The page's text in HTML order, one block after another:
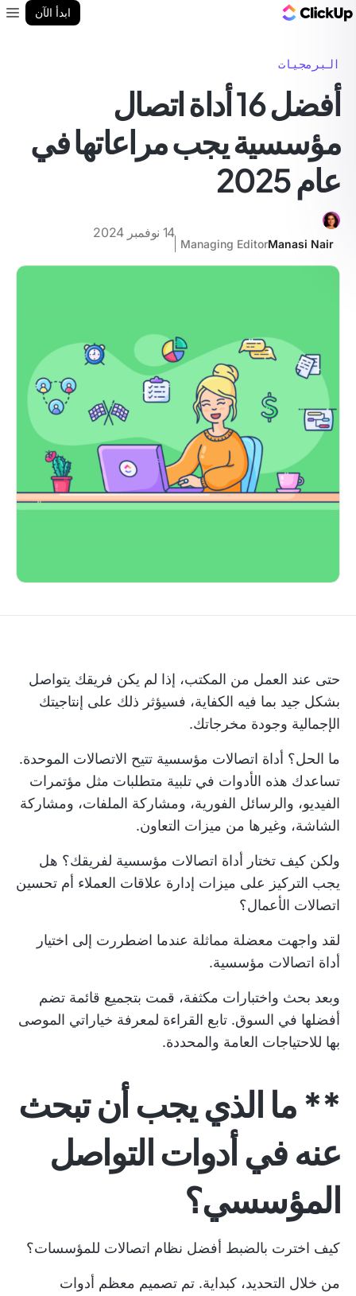
ابدأ الآن
البرمجيات
أفضل 16 أداة اتصال
مؤسسية يجب مراعاتها في
عام 2025
Manasi Nair
Managing Editor
14 نوفمبر 2024
حتى عند العمل من المكتب، إذا لم يكن فريقك يتواصل
بشكل جيد بما فيه الكفاية، فسيؤثر ذلك على إنتاجيتك
الإجمالية وجودة مخرجاتك.
ما الحل؟ أداة اتصالات مؤسسية تتيح الاتصالات الموحدة.
تساعدك هذه الأدوات في تلبية متطلبات مثل مؤتمرات
الفيديو، والرسائل الفورية، ومشاركة الملفات، ومشاركة
الشاشة، وغيرها من ميزات التعاون.
ولكن كيف تختار أداة اتصالات مؤسسية لفريقك؟ هل
يجب التركيز على ميزات إدارة علاقات العملاء أم تحسين
اتصالات الأعمال؟
لقد واجهت معضلة مماثلة عندما اضطررت إلى اختيار
أداة اتصالات مؤسسية.
وبعد بحث واختبارات مكثفة، قمت بتجميع قائمة تضم
أفضلها في السوق. تابع القراءة لمعرفة خياراتي الموصى
بها للاحتياجات العامة والمحددة.
** ما الذي يجب أن تبحث
عنه في أدوات التواصل
المؤسسي؟
كيف اخترت بالضبط أفضل نظام اتصالات للمؤسسات؟
من خلال التحديد، كبداية. تم تصميم معظم أدوات